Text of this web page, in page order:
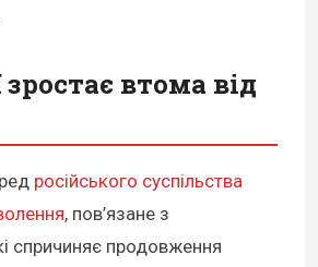
зростає втома від
російського суспільства
, пов’язане з
спричиняє продовження